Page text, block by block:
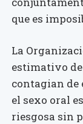
que es
La
estimativo de
contagian de
el sexo oral
riesgosa sin